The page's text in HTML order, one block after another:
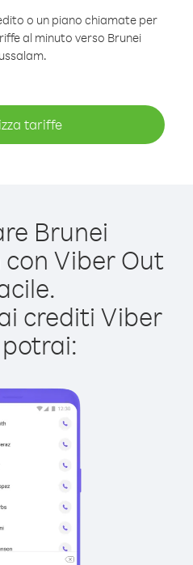
o un piano chiamate per
al minuto verso Brunei
tariffe
Brunei
Viber Out
crediti Viber